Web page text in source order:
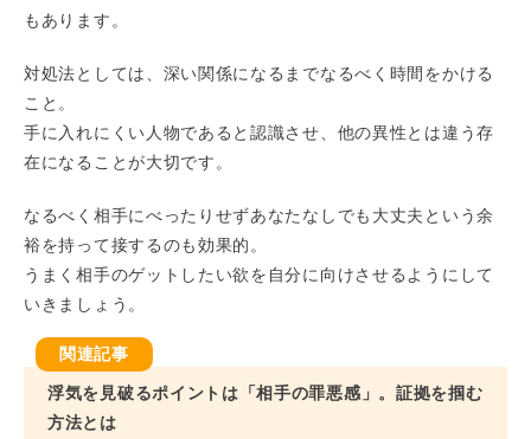
もあります。
対処法としては、深い関係になるまでなるべく時間をかける
こと。
手に入れにくい人物であると認識させ、他の異性とは違う存
在になることが大切です。
なるべく相手にべったりせずあなたなしでも大丈夫という余
裕を持って接するのも効果的。
うまく相手のゲットしたい欲を自分に向けさせるようにして
いきましょう。
浮気を見破るポイントは「相手の罪悪感」。証拠を掴む
方法とは